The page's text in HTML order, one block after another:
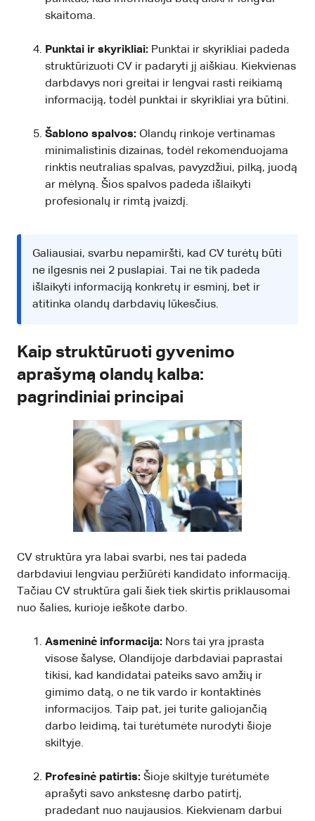
skaitoma.
Punktai ir skyrikliai: Punktai ir skyrikliai padeda
struktūrizuoti CV ir padaryti jį aiškiau. Kiekvienas
darbdavys nori greitai ir lengvai rasti reikiamą
informaciją, todėl punktai ir skyrikliai yra būtini.
Šablono spalvos: Olandų rinkoje vertinamas
minimalistinis dizainas, todėl rekomenduojama
rinktis neutralias spalvas, pavyzdžiui, pilką, juodą
ar mėlyną. Šios spalvos padeda išlaikyti
profesionalų ir rimtą įvaizdį.
Galiausiai, svarbu nepamiršti, kad CV turėtų būti
ne ilgesnis nei 2 puslapiai. Tai ne tik padeda
išlaikyti informaciją konkretų ir esminį, bet ir
atitinka olandų darbdavių lūkesčius.
Kaip struktūruoti gyvenimo
aprašymą olandų kalba:
pagrindiniai principai
CV struktūra yra labai svarbi, nes tai padeda
darbdaviui lengviau peržiūrėti kandidato informaciją.
Tačiau CV struktūra gali šiek tiek skirtis priklausomai
nuo šalies, kurioje ieškote darbo.
Asmeninė informacija: Nors tai yra įprasta
visose šalyse, Olandijoje darbdaviai paprastai
tikisi, kad kandidatai pateiks savo amžių ir
gimimo datą, o ne tik vardo ir kontaktinės
informacijos. Taip pat, jei turite galiojančią
darbo leidimą, tai turėtumėte nurodyti šioje
skiltyje.
Profesinė patirtis: Šioje skiltyje turėtumėte
aprašyti savo ankstesnę darbo patirtį,
pradedant nuo naujausios. Kiekvienam darbui